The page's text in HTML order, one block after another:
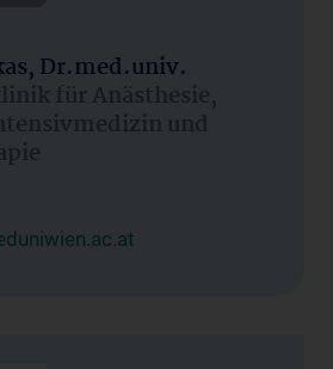
Dr.med.univ.
für Anästhesie,
und